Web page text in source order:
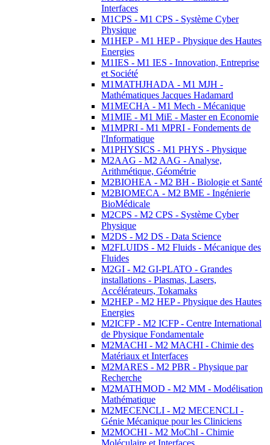
Interfaces
M1CPS - M1 CPS - Système Cyber
Physique
M1HEP - M1 HEP - Physique des Hautes
Energies
M1IES - M1 IES - Innovation, Entreprise
et Société
M1MATHJHADA - M1 MJH -
Mathématiques Jacques Hadamard
M1MECHA - M1 Mech - Mécanique
M1MIE - M1 MiE - Master en Economie
M1MPRI - M1 MPRI - Fondements de
l'Informatique
M1PHYSICS - M1 PHYS - Physique
M2AAG - M2 AAG - Analyse,
Arithmétique, Géométrie
M2BIOHEA - M2 BH - Biologie et Santé
M2BIOMECA - M2 BME - Ingénierie
BioMédicale
M2CPS - M2 CPS - Système Cyber
Physique
M2DS - M2 DS - Data Science
M2FLUIDS - M2 Fluids - Mécanique des
Fluides
M2GI - M2 GI-PLATO - Grandes
installations - Plasmas, Lasers,
Accélérateurs, Tokamaks
M2HEP - M2 HEP - Physique des Hautes
Energies
M2ICFP - M2 ICFP - Centre International
de Physique Fondamentale
M2MACHI - M2 MACHI - Chimie des
Matériaux et Interfaces
M2MARES - M2 PBR - Physique par
Recherche
M2MATHMOD - M2 MM - Modélisation
Mathématique
M2MECENCLI - M2 MECENCLI -
Génie Mécanique pour les Cliniciens
M2MOCHI - M2 MoChI - Chimie
Moléculaire et Interfaces